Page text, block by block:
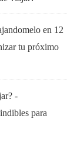
en 12
tu próximo
-
para